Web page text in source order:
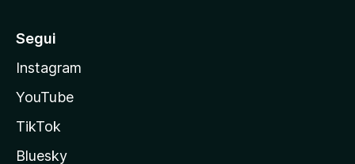
Segui
Instagram
YouTube
TikTok
Bluesky